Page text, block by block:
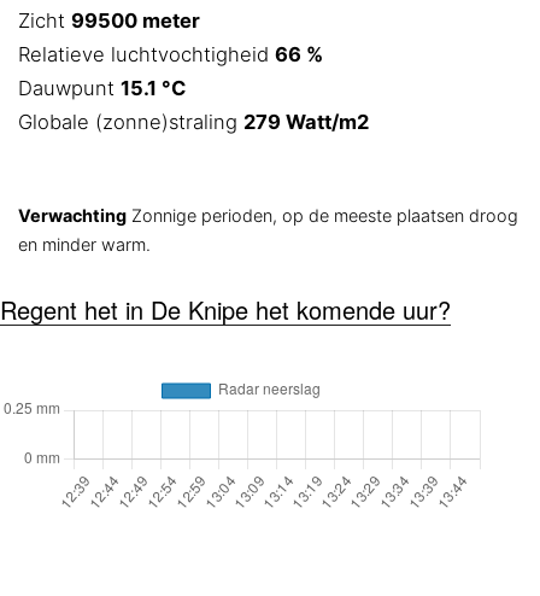
Zicht 99500 meter
Relatieve luchtvochtigheid 66 %
Dauwpunt 15.1 °C
Globale (zonne)straling 279 Watt/m2
Verwachting Zonnige perioden, op de meeste plaatsen droog
en minder warm.
Regent het in De Knipe het komende uur?